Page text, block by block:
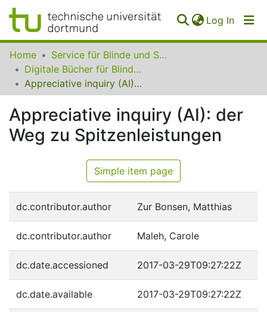
Log In
Communities
Collections
FAQ
Home
Service für Blinde und Sehbehinderte der UB Dortmund
Digitale Bücher für Blinde und Sehbehinderte
Appreciative inquiry (AI): der Weg zu Spitzenleistungen
Appreciative inquiry (AI): der
Weg zu Spitzenleistungen
Simple item page
dc.contributor.author Zur Bonsen, Matthias
dc.contributor.author Maleh, Carole
dc.date.accessioned 2017-03-29T09:27:22Z
dc.date.available 2017-03-29T09:27:22Z